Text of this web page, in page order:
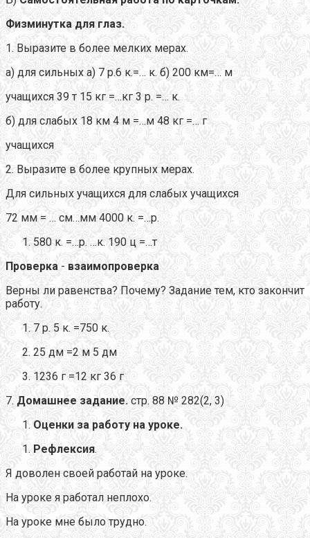
Физминутка для глаз.
1. Выразите в более мелких мерах.
а) для сильных а) 7 р.6 к.=… к. б) 200 км=… м
учащихся 39 т 15 кг =…кг 3 р. =… к.
б) для слабых 18 км 4 м =…м 48 кг =… г
учащихся
2. Выразите в более крупных мерах.
Для сильных учащихся для слабых учащихся
72 мм = … см…мм 4000 к. =…р.
580 к. =…р. …к. 190 ц =…т
Проверка - взаимопроверка
Верны ли равенства? Почему? Задание тем, кто закончит
работу.
7 р. 5 к. =750 к.
25 дм =2 м 5 дм
1236 г =12 кг 36 г
7. Домашнее задание. стр. 88 № 282(2, 3)
Оценки за работу на уроке.
Рефлексия.
Я доволен своей работай на уроке.
На уроке я работал неплохо.
На уроке мне было трудно.